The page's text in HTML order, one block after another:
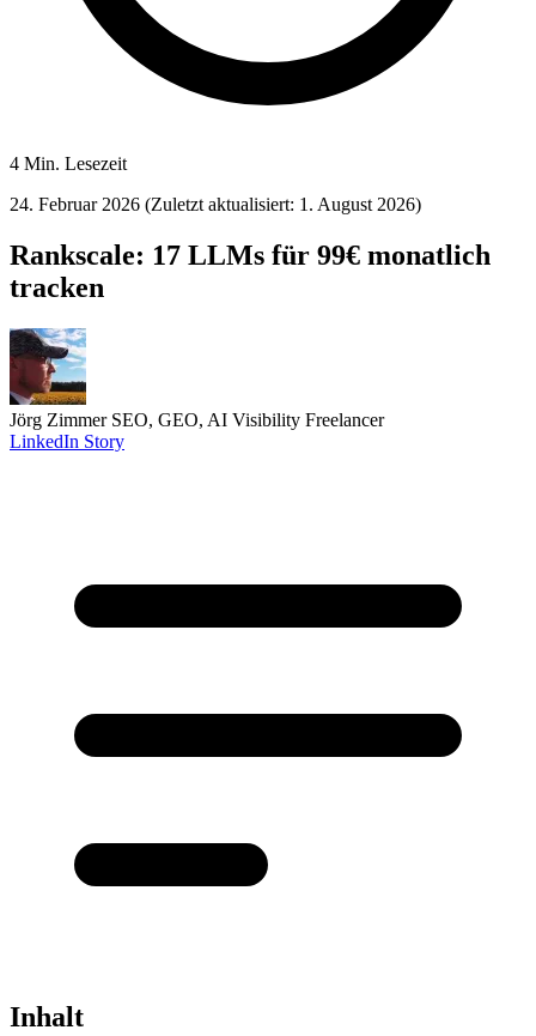
4 Min. Lesezeit
24. Februar 2026 (Zuletzt aktualisiert: 1. August 2026)
Rankscale: 17 LLMs für 99€ monatlich
tracken
Jörg Zimmer SEO, GEO, AI Visibility Freelancer
LinkedIn Story
Inhalt